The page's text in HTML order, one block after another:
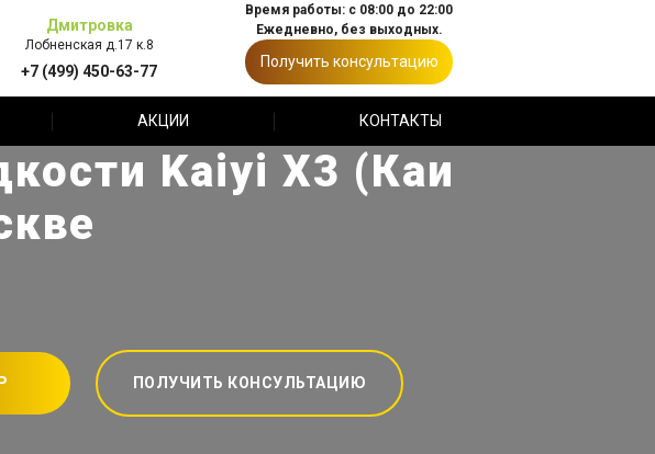
Дмитровка
Лобненская д.17 к.8
+7 (499) 450-63-77
Время работы: с 08:00 до 22:00
Ежедневно, без выходных.
Получить консультацию
АКЦИИ КОНТАКТЫ
Kaiyi X3 (Каи
ПОЛУЧИТЬ КОНСУЛЬТАЦИЮ